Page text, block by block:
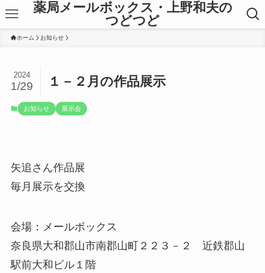
薬局メールボックス・上野和夫の
つどつど
ホーム お知らせ
１－２月の作品展示
2024
1/29
お知らせ 展示会
矢追さん作品展
毎月展示を交換
会場：メールボックス
奈良県大和郡山市南郡山町２２３－２ 近鉄郡山
駅前大和ビル１階